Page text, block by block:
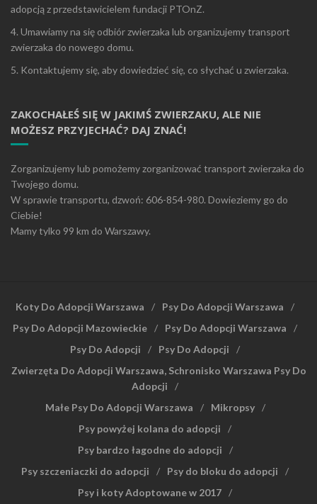
adopcją z przedstawicielem fundacji PTOnZ.
4. Umawiamy na się odbiór zwierzaka lub organizujemy transport
zwierzaka do nowego domu.
5. Kontaktujemy się, aby dowiedzieć się, co słychać u zwierzaka.
ZAKOCHAŁEŚ SIĘ W JAKIMŚ ZWIERZAKU, ALE NIE
MOŻESZ PRZYJECHAĆ? DAJ ZNAĆ!
Zorganizujemy lub pomożemy zorganizować transport zwierzaka do
Twojego domu.
W sprawie transportu, dzwoń: 606-854-980. Dowieziemy go do
Ciebie!
Mamy tylko 99 km do Warszawy.
Koty Do Adopcji Warszawa
Psy Do Adopcji Warszawa
Psy Do Adopcji Mazowieckie
Psy Do Adopcji Warszawa
Psy Do Adopcji
Psy Do Adopcji
Zwierzęta Do Adopcji Warszawa, Schronisko Warszawa Psy Do
Adopcji
Małe Psy Do Adopcji Warszawa
Mikropsy
Psy powyżej kolana do adopcji
Psy bardzo łagodne do adopcji
Psy szczeniaczki do adopcji
Psy do bloku do adopcji
Psy i koty Adoptowane w 2017